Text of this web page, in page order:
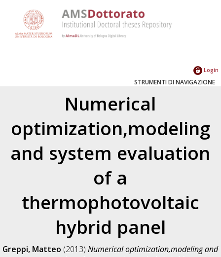
Login
STRUMENTI DI NAVIGAZIONE
Numerical
optimization,modeling
and system evaluation
of a
thermophotovoltaic
hybrid panel
Greppi, Matteo (2013)Numerical optimization,modeling and